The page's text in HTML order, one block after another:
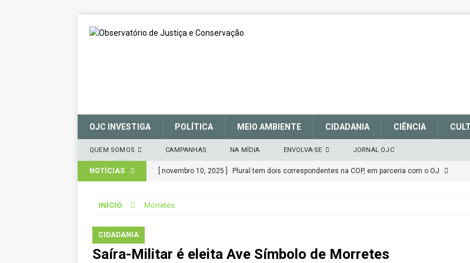
OJC INVESTIGA POLÍTICA MEIO AMBIENTE CIDADANIA CIÊNCIA
QUEM SOMOS CAMPANHAS NA MÍDIA ENVOLVA-SE JORNAL OJC
NOTÍCIAS [ novembro 10, 2025 ] Plural tem dois correspondentes na COP, em parceria com o OJ
[ março 27, 2025 ] MANIFESTO EM DEFESA DO SISTEMA NACIONAL DE UNIDADES DE
[ novembro 29, 2024 ] Nota de Atenção CIDADANIA
INÍCIO Morretes
CIDADANIA
Saíra-Militar é eleita Ave Símbolo de Morretes